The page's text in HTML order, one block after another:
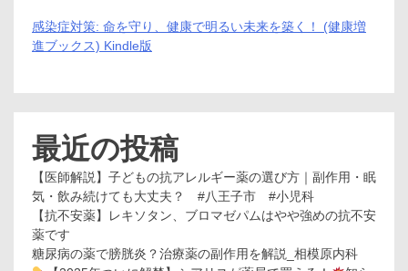
感染症対策: 命を守り、健康で明るい未来を築く！ (健康増
進ブックス) Kindle版
最近の投稿
【医師解説】子どもの抗アレルギー薬の選び方｜副作用・眠
気・飲み続けても大丈夫？ #八王子市 #小児科
【抗不安薬】レキソタン、ブロマゼパムはやや強めの抗不安
薬です
糖尿病の薬で膀胱炎？治療薬の副作用を解説_相模原内科